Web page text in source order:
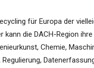
für Europa der
kann die DACH-Region
Chemie,